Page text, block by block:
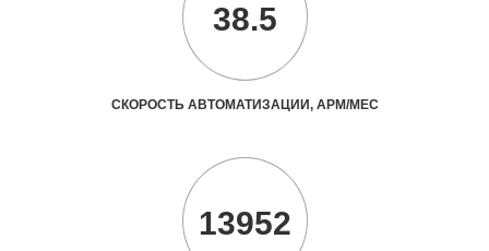
38.5
СКОРОСТЬ АВТОМАТИЗАЦИИ, АРМ/МЕС
13952